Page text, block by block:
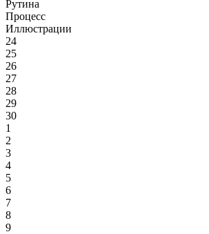
Рутина
Процесс
Иллюстрации
24
25
26
27
28
29
30
1
2
3
4
5
6
7
8
9